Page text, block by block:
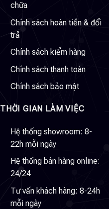
chữa
Chính sách hoàn tiền & đổi
trả
Chính sách kiểm hàng
Chính sách thanh toán
Chính sách bảo mật
THỜI GIAN LÀM VIỆC
Hệ thống showroom: 8-
22h mỗi ngày
Hệ thống bán hàng online:
24/24
Tư vấn khách hàng: 8-24h
mỗi ngày